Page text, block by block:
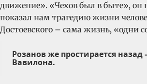
движение». «Чехов был в быте», он
показал нам трагедию жизни
Достоевского – сама жизнь, «одни
Розанов же простирается
Вавилона.